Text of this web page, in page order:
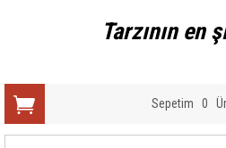
Tarzının en
Sepetim 0